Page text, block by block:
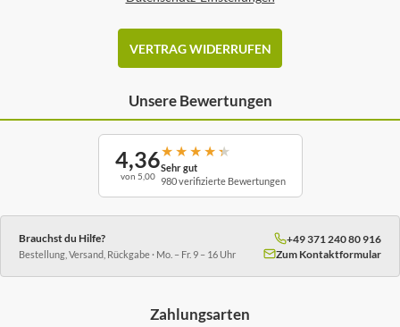
VERTRAG WIDERRUFEN
Unsere Bewertungen
4,36
von 5,00
★ ★ ★ ★ ★
Sehr gut
980 verifizierte Bewertungen
Brauchst du Hilfe?
Bestellung, Versand, Rückgabe · Mo. – Fr. 9 – 16 Uhr
+49 371 240 80 916
Zum Kontaktformular
Zahlungsarten